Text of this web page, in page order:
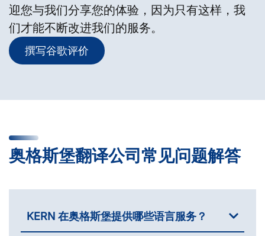
迎您与我们分享您的体验，因为只有这样，我
们才能不断改进我们的服务。
撰写谷歌评价
奥格斯堡翻译公司常见问题解答
KERN 在奥格斯堡提供哪些语言服务？